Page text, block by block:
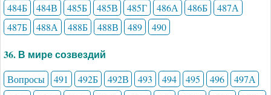
484Б
484В 485Б 485В 485Г 486А 486Б
487А
487Б
488А 488Б 488В 489 490
36. В мире созвездий
Вопросы 491 492Б 492В 493 494 495 496
497А